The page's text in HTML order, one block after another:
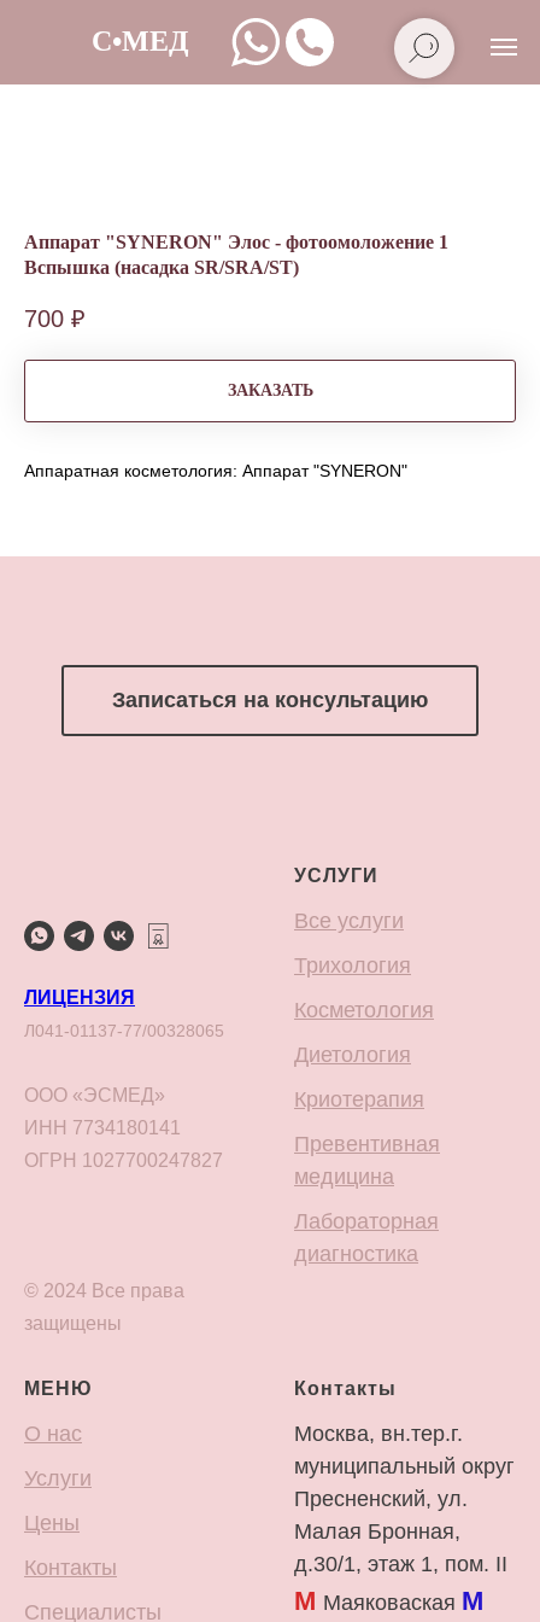
Аппарат "SYNERON" Элос - фотоомоложение 1
Вспышка (насадка SR/SRA/ST)
700 ₽
ЗАКАЗАТЬ
Аппаратная косметология: Аппарат "SYNERON"
Записаться на консультацию
ЛИЦЕНЗИЯ
Л041-01137-77/00328065
ООО «ЭСМЕД»
ИНН 7734180141
ОГРН 1027700247827
© 2024 Все права
защищены
УСЛУГИ
Все услуги
Трихология
Косметология
Диетология
Криотерапия
Превентивная
медицина
Лабораторная
диагностика
МЕНЮ
О нас
Услуги
Цены
Контакты
Специалисты
Контакты
Москва, вн.тер.г.
муниципальный округ
Пресненский, ул.
Малая Бронная,
д.30/1, этаж 1, пом. II
М Маяковаская М